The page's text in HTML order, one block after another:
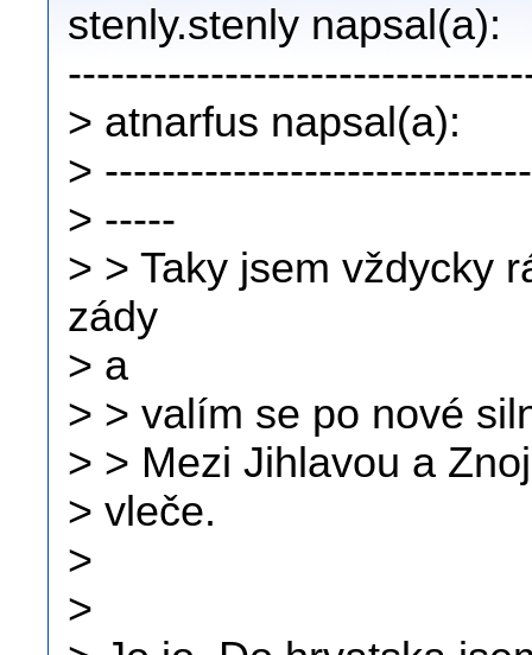
stenly.stenly napsal(a):
> atnarfus napsal(a):
>
> -----
> > Taky jsem vždycky
zády
> a
> > valím se po nové
> > Mezi Jihlavou a
> vleče.
>
>